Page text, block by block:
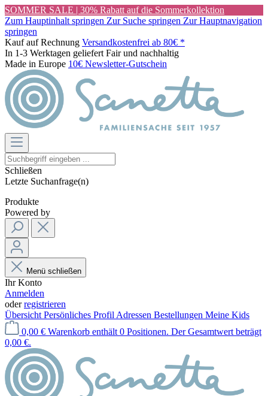
SOMMER SALE | 30% Rabatt auf die Sommerkollektion
Zum Hauptinhalt springen Zur Suche springen Zur Hauptnavigation
springen
Kauf auf Rechnung Versandkostenfrei ab 80€ *
In 1-3 Werktagen geliefert Fair und nachhaltig
Made in Europe 10€ Newsletter-Gutschein
Schließen
Letzte Suchanfrage(n)
Produkte
Powered by
Menü schließen
Ihr Konto
Anmelden
oderregistrieren
Übersicht Persönliches Profil Adressen Bestellungen Meine Kids
0,00 € Warenkorb enthält 0 Positionen. Der Gesamtwert beträgt
0,00 €.